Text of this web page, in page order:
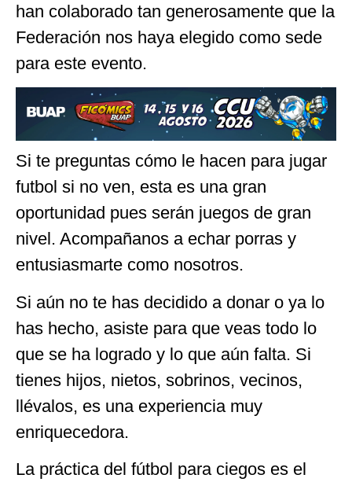
han colaborado tan generosamente que la
Federación nos haya elegido como sede
para este evento.
Si te preguntas cómo le hacen para jugar
futbol si no ven, esta es una gran
oportunidad pues serán juegos de gran
nivel. Acompañanos a echar porras y
entusiasmarte como nosotros.
Si aún no te has decidido a donar o ya lo
has hecho, asiste para que veas todo lo
que se ha logrado y lo que aún falta. Si
tienes hijos, nietos, sobrinos, vecinos,
llévalos, es una experiencia muy
enriquecedora.
La práctica del fútbol para ciegos es el